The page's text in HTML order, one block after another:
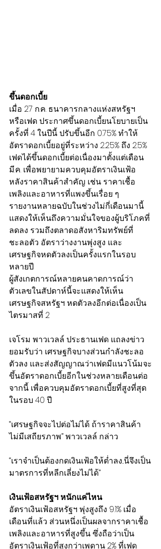
ขึ้นดอกเบี้ย
เมื่อ 27 ก.ค. ธนาคารกลางแห่งสหรัฐฯ
หรือเฟด ประกาศขึ้นดอกเบี้ยนโยบายเป็น
ครั้งที่ 4 ในปีนี้ ปรับขึ้นอีก 0.75% ทำให้
อัตราดอกเบี้ยอยู่ที่ระหว่าง 2.25% ถึง 2.5%
เฟดได้ขึ้นดอกเบี้ยต่อเนื่องมาตั้งแต่เดือน
มี.ค. เพื่อพยายามควบคุมอัตราเงินเฟ้อ
หลังราคาสินค้าสำคัญ เช่น ราคาเชื้อ
เพลิงและอาหารที่แพงขึ้นเรื่อย ๆ
รายงานหลายฉบับในช่วงไม่กี่เดือนมานี้
แสดงให้เห็นถึงความมั่นใจของผู้บริโภคที่
ลดลง รวมถึงตลาดอสังหาริมทรัพย์ที่
ชะลอตัว อัตราว่างงานพุ่งสูง และ
เศรษฐกิจหดตัวลงเป็นครั้งแรกในรอบ
หลายปี
ผู้สังเกตการณ์หลายคนคาดการณ์ว่า
ตัวเลขในสัปดาห์นี้จะแสดงให้เห็น
เศรษฐกิจสหรัฐฯ หดตัวลงอีกต่อเนื่องเป็น
ไตรมาสที่ 2
เจโรม พาวเวลล์ ประธานเฟด แถลงข่าว
ยอมรับว่า เศรษฐกิจบางส่วนกำลังชะลอ
ตัวลง และส่งสัญญาณว่าเฟดมีแนวโน้มจะ
ขึ้นอัตราดอกเบี้ยอีกในช่วงหลายเดือนต่อ
จากนี้ เพื่อควบคุมอัตราดอกเบี้ยที่สูงที่สุด
ในรอบ 40 ปี
“เศรษฐกิจจะไปต่อไม่ได้ ถ้าราคาสินค้า
ไม่มีเสถียรภาพ” พาวเวลล์ กล่าว
“เราจำเป็นต้องกดเงินเฟ้อให้ต่ำลง...นี่จึงเป็น
มาตรการที่หลีกเลี่ยงไม่ได้”
เงินเฟ้อสหรัฐฯ หนักแค่ไหน
อัตราเงินเฟ้อสหรัฐฯ พุ่งสูงถึง 9.1% เมื่อ
เดือนที่แล้ว ส่วนหนึ่งเป็นผลจากราคาเชื้อ
เพลิงและอาหารที่สูงขึ้น ซึ่งถือว่าเป็น
อัตราเงินเฟ้อที่สูงกว่าเพดาน 2% ที่เฟด